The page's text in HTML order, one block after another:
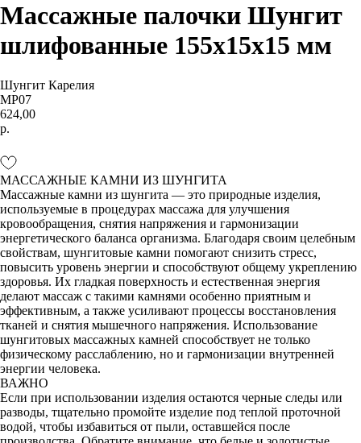
Массажные палочки Шунгит
шлифованные 155х15х15 мм
Шунгит Карелия
MP07
624,00
р.
МАССАЖНЫЕ КАМНИ ИЗ ШУНГИТА
Массажные камни из шунгита — это природные изделия,
используемые в процедурах массажа для улучшения
кровообращения, снятия напряжения и гармонизации
энергетического баланса организма. Благодаря своим целебным
свойствам, шунгитовые камни помогают снизить стресс,
повысить уровень энергии и способствуют общему укреплению
здоровья. Их гладкая поверхность и естественная энергия
делают массаж с такими камнями особенно приятным и
эффективным, а также усиливают процессы восстановления
тканей и снятия мышечного напряжения. Использование
шунгитовых массажных камней способствует не только
физическому расслаблению, но и гармонизации внутренней
энергии человека.
ВАЖНО
Если при использовании изделия остаются черные следы или
разводы, тщательно промойте изделие под теплой проточной
водой, чтобы избавиться от пыли, оставшейся после